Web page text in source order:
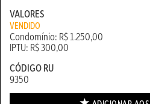
VALORES
VENDIDO
Condomínio: R$ 1.250,00
IPTU: R$ 300,00
CÓDIGO RU
9350